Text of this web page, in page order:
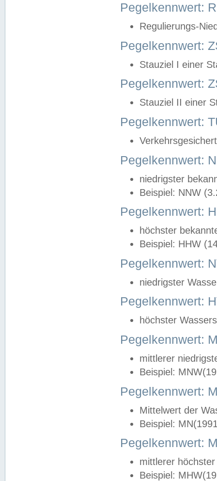
Pegelkennwert:
Regulierungs-
Pegelkennwert:
Stauziel I einer
Pegelkennwert:
Stauziel II einer
Pegelkennwert:
Pegelkennwert:
niedrigster
Beispiel: NNW
Pegelkennwert:
höchster
Beispiel: HHW
Pegelkennwert:
niedrigster
Pegelkennwert:
höchster
Pegelkennwert:
mittlerer
Beispiel:
Pegelkennwert:
Mittelwert der
Beispiel:
Pegelkennwert:
mittlerer
Beispiel: